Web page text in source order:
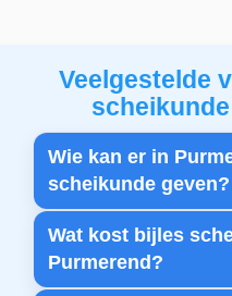
Veelgestelde
Wie kan er in
scheikunde geven?
Wat kost bijles
Purmerend?